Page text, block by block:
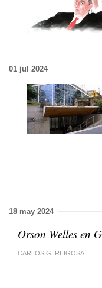
01 jul 2024
18 may 2024
Orson Welles en
CARLOS G. REIGOSA